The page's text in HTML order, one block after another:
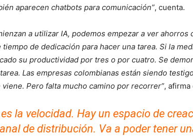
aparecen chatbots para comunicación”, cuenta.
a utilizar IA, podemos empezar a ver ahorros
de dedicación para hacer una tarea. Si la
su productividad por tres o por cuatro. Se
Las empresas colombianas están siendo
Pero falta mucho camino por recorrer”,
la velocidad. Hay un espacio de
de distribución. Va a poder tener